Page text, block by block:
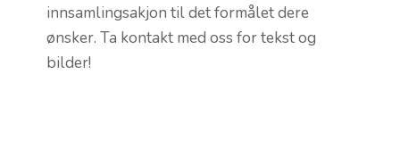
innsamlingsakjon til det formålet dere
ønsker. Ta kontakt med oss for tekst og
bilder!